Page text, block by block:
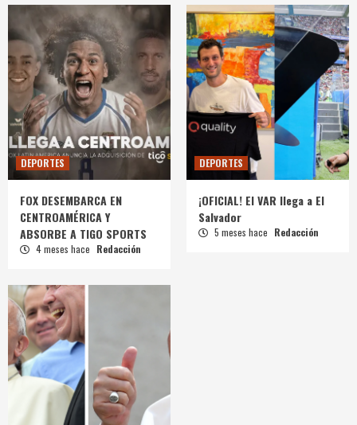
DEPORTES
FOX DESEMBARCA EN
CENTROAMÉRICA Y
ABSORBE A TIGO SPORTS
4 meses hace Redacción
DEPORTES
¡OFICIAL! El VAR llega a El
Salvador
5 meses hace Redacción